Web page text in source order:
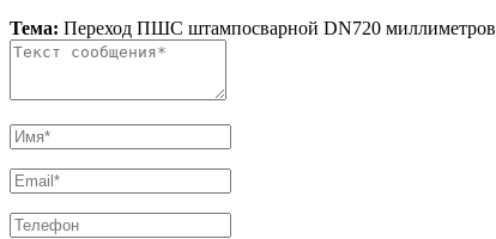
Тема: Переход ПШС штампосварной DN720 миллиметров